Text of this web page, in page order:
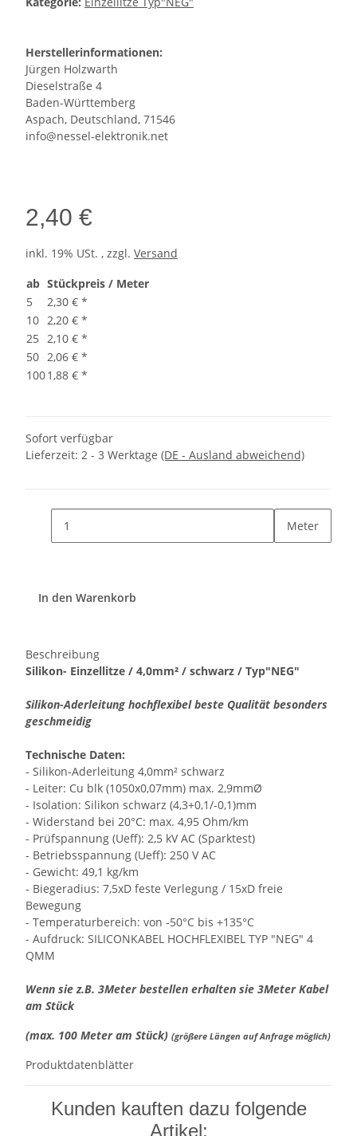
Herstellerinformationen:
Jürgen Holzwarth
Dieselstraße 4
Baden-Württemberg
Aspach, Deutschland, 71546
info@nessel-elektronik.net
2,40 €
inkl. 19% USt. , zzgl. Versand
ab Stückpreis / Meter
5
2,30 € *
10 2,20 € *
25 2,10 € *
50 2,06 € *
1001,88 € *
Sofort verfügbar
Lieferzeit: 2 - 3 Werktage (DE - Ausland abweichend)
Meter
In den Warenkorb
Beschreibung
Silikon- Einzellitze / 4,0mm² / schwarz / Typ"NEG"
Silikon-Aderleitung hochflexibel beste Qualität besonders
geschmeidig
Technische Daten:
- Silikon-Aderleitung 4,0mm² schwarz
- Leiter: Cu blk (1050x0,07mm) max. 2,9mmØ
- Isolation: Silikon schwarz (4,3+0,1/-0,1)mm
- Widerstand bei 20°C: max. 4,95 Ohm/km
- Prüfspannung (Ueff): 2,5 kV AC (Sparktest)
- Betriebsspannung (Ueff): 250 V AC
- Gewicht: 49,1 kg/km
- Biegeradius: 7,5xD feste Verlegung / 15xD freie
Bewegung
- Temperaturbereich: von -50°C bis +135°C
- Aufdruck: SILICONKABEL HOCHFLEXIBEL TYP "NEG" 4
QMM
Wenn sie z.B. 3Meter bestellen erhalten sie 3Meter Kabel
am Stück
(max. 100 Meter am Stück) (größere Längen auf Anfrage möglich)
Produktdatenblätter
Kunden kauften dazu folgende
Artikel: